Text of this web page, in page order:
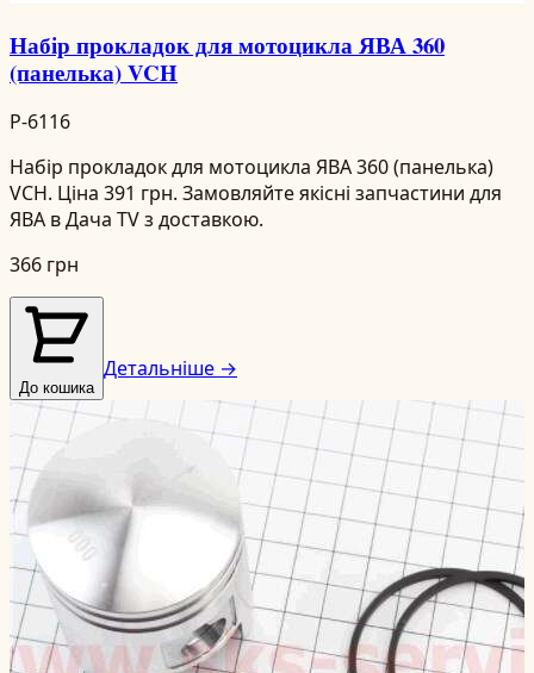
Набір прокладок для мотоцикла ЯВА 360
(панелька) VCH
P-6116
Набір прокладок для мотоцикла ЯВА 360 (панелька)
VCH. Ціна 391 грн. Замовляйте якісні запчастини для
ЯВА в Дача TV з доставкою.
366 грн
До кошика
Детальніше →